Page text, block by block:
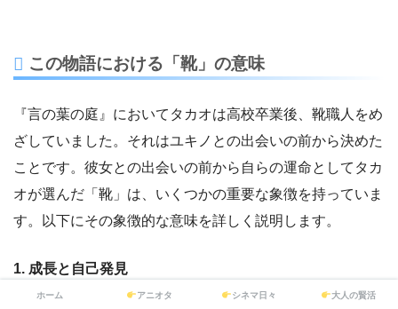
この物語における「靴」の意味
『言の葉の庭』においてタカオは高校卒業後、靴職人をめ
ざしていました。それはユキノとの出会いの前から決めた
ことです。彼女との出会いの前から自らの運命としてタカ
オが選んだ「靴」は、いくつかの重要な象徴を持っていま
す。以下にその象徴的な意味を詳しく説明します。
1. 成長と自己発見
ホーム アニオタ シネマ日々 大人の賢活